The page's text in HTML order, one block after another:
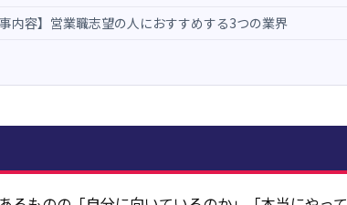
事内容】営業職志望の人におすすめする3つの業界